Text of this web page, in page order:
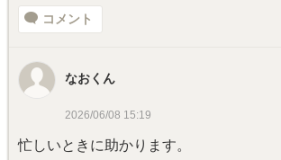
コメント
なおくん
2026/06/08 15:19
忙しいときに助かります。